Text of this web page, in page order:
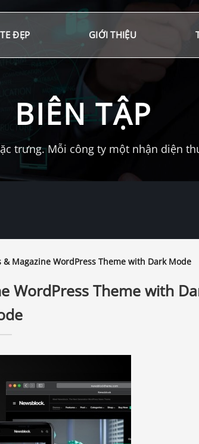
ĐẸP GIỚI THIỆU
BIÊN TẬP
trưng. Mỗi công ty một nhận diện
& Magazine WordPress Theme with Dark Mode
WordPress Theme with